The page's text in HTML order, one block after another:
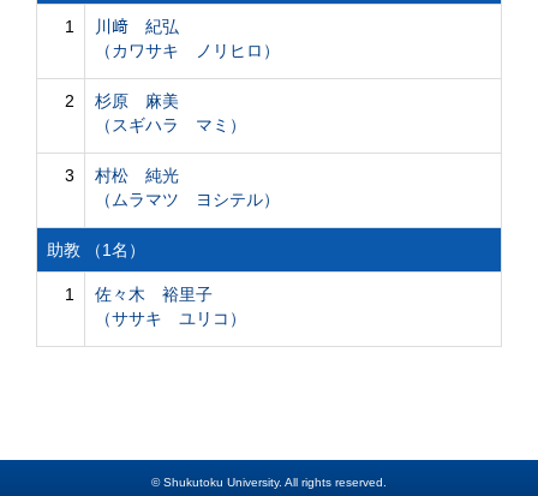
1
川﨑 紀弘
（カワサキ ノリヒロ）
2
杉原 麻美
（スギハラ マミ）
3
村松 純光
（ムラマツ ヨシテル）
助教 （1名）
1
佐々木 裕里子
（ササキ ユリコ）
© Shukutoku University. All rights reserved.